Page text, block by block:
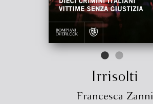
Irrisolti
Francesca Zanni